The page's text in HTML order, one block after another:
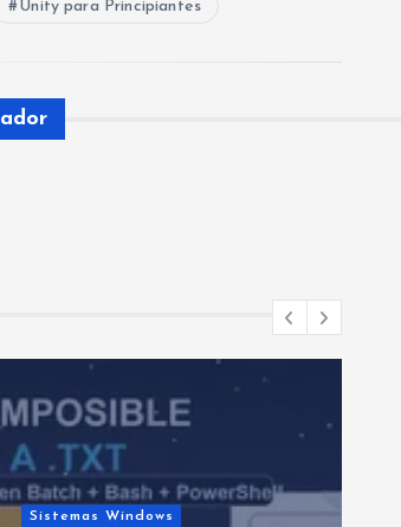
Unity para Principiantes
Sistemas Windows